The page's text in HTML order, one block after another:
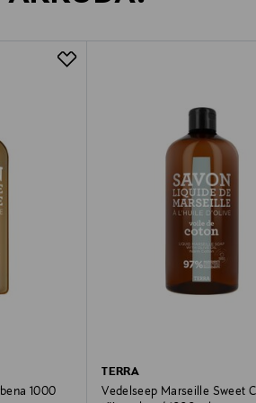
1000
TERRA
Vedelseep Marseille Sweet